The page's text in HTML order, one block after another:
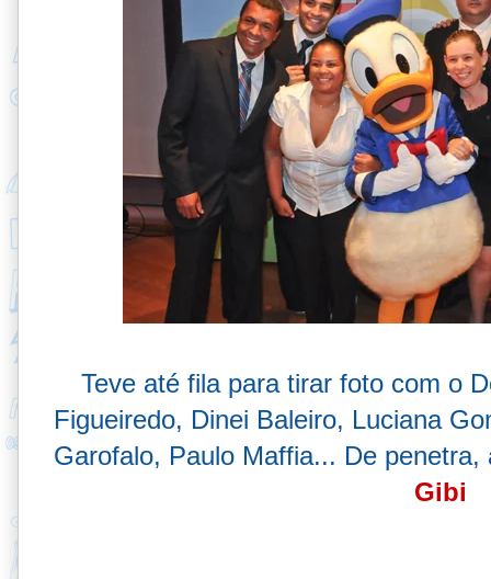
Teve até fila para tirar foto com o
Figueiredo, Dinei Baleiro, Luciana
Garofalo, Paulo Maffia... De
Gibi